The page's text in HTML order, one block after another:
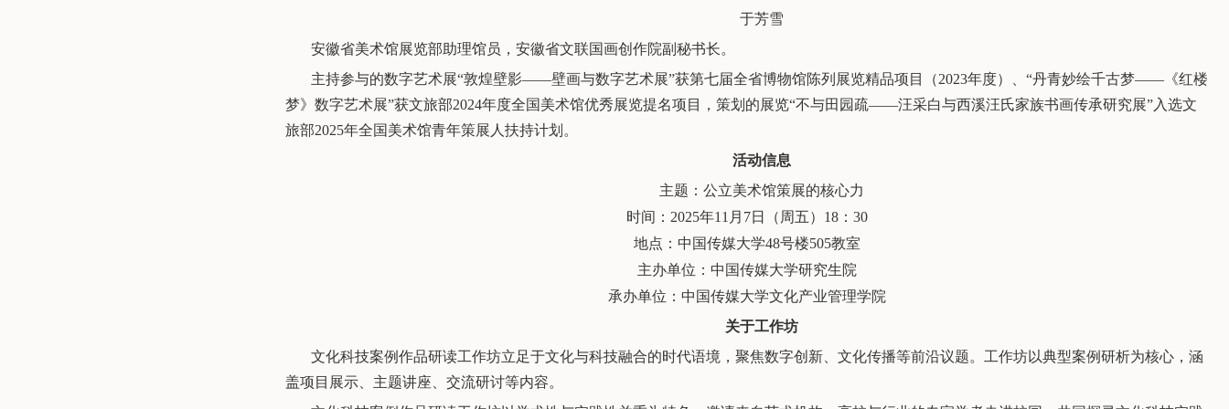
于芳雪
安徽省美术馆展览部助理馆员，安徽省文联国画创作院副秘书长。
主持参与的数字艺术展“敦煌壁影——壁画与数字艺术展”获第七届全省博物馆陈列展览精品项目（2023年度）、“丹青妙绘千古梦——《红楼
梦》数字艺术展”获文旅部2024年度全国美术馆优秀展览提名项目，策划的展览“不与田园疏——汪采白与西溪汪氏家族书画传承研究展”入选文
旅部2025年全国美术馆青年策展人扶持计划。
活动信息
主题：公立美术馆策展的核心力
时间： 2025年1 1 月 7日（周 五） 18 ： 30
地点：中国传媒大学48号楼505教室
主办单位：中国传媒大学研究生院
承办单位：中国传媒大学文化产业管理学院
关于工作坊
文化科技案例作品研读工作坊立足于文化与科技融合的时代语境，聚焦数字创新
文化传播等前沿议题。工作坊以典型案例研析为核心，涵
盖项目 展示、主题讲座、交流研讨等内容。